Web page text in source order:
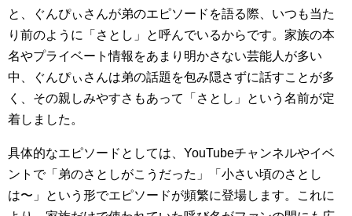
と、ぐんぴぃさんが弟のエピソードを語る際、いつも当た
り前のように「さとし」と呼んでいるからです。家族の本
名やプライベート情報をあまり明かさない芸能人が多い
中、ぐんぴぃさんは弟の話題を包み隠さずに話すことが多
く、その親しみやすさもあって「さとし」という名前が定
着しました。
具体的なエピソードとしては、YouTubeチャンネルやイベ
ントで「弟のさとしがこうだった」「小さい頃のさとし
は〜」という形でエピソードが頻繁に登場します。これに